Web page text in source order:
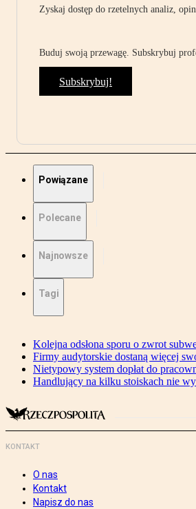
Zyskaj dostęp do rzetelnych analiz,
Buduj swoją przewagę. Subskrybuj
Subskrybuj!
Powiązane
Polecane
Najnowsze
Tagi
Kolejna odsłona sporu o zwrot
Firmy audytorskie dostaną więcej
Nietypowy system dopłat do
Handlujący na kilku stoiskach nie
KONTAKT
O nas
Kontakt
Napisz do nas